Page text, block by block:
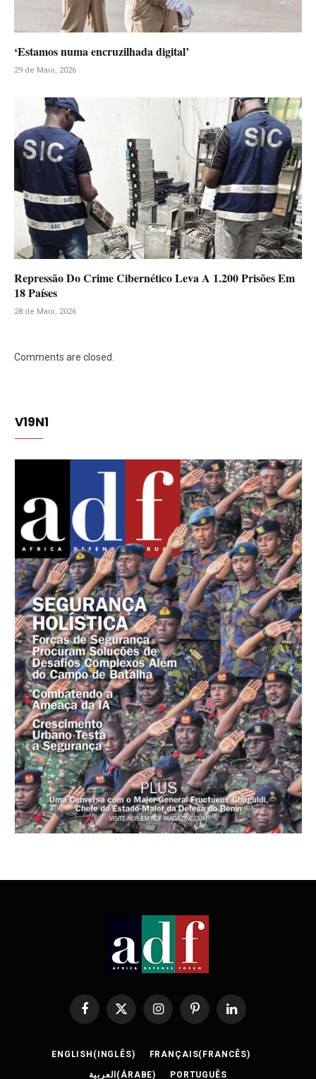
‘Estamos numa encruzilhada digital’
29 de Maio, 2026
Repressão Do Crime Cibernético Leva A 1.200 Prisões Em
18 Países
28 de Maio, 2026
Comments are closed.
V19N1
Facebook
X
InstagramPinterestLinkedIn
ENGLISH ( INGLÊS) FRANÇAIS( FRANCÊS)
العربية (ÁRABE) PORTUGUÊS